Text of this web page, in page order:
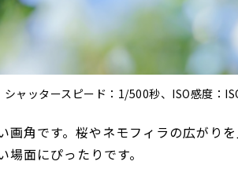
ャッタースピード：1/500秒、ISO感度：
角です。桜やネモフィラの広がり
面にぴったりです。